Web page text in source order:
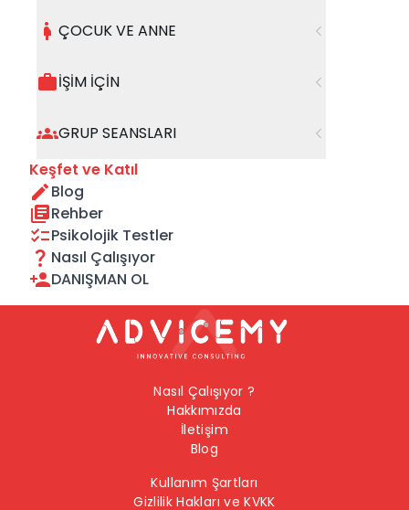
ÇOCUK VE ANNE
İŞİM İÇİN
GRUP SEANSLARI
Keşfet ve Katıl
Blog
Rehber
Psikolojik Testler
Nasıl Çalışıyor
DANIŞMAN OL
halinde whatsapp hattımızdan iletişime
Nasıl Çalışıyor ?
Hakkımızda
İletişim
Blog
Kullanım Şartları
Gizlilik Hakları ve KVKK